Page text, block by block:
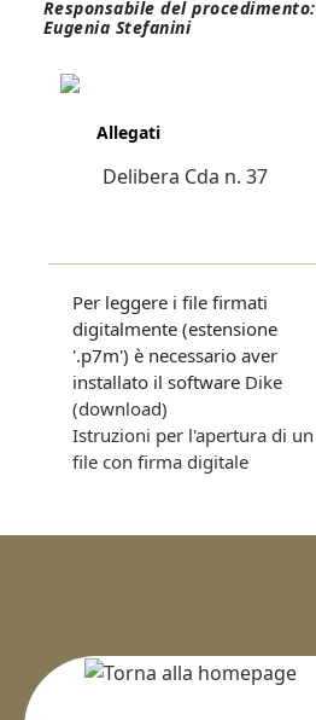
Responsabile del procedimento:
Eugenia Stefanini
Allegati
Delibera Cda n. 37
Per leggere i file firmati
digitalmente (estensione
'.p7m') è necessario aver
installato il software Dike
(download)
Istruzioni per l'apertura di un
file con firma digitale